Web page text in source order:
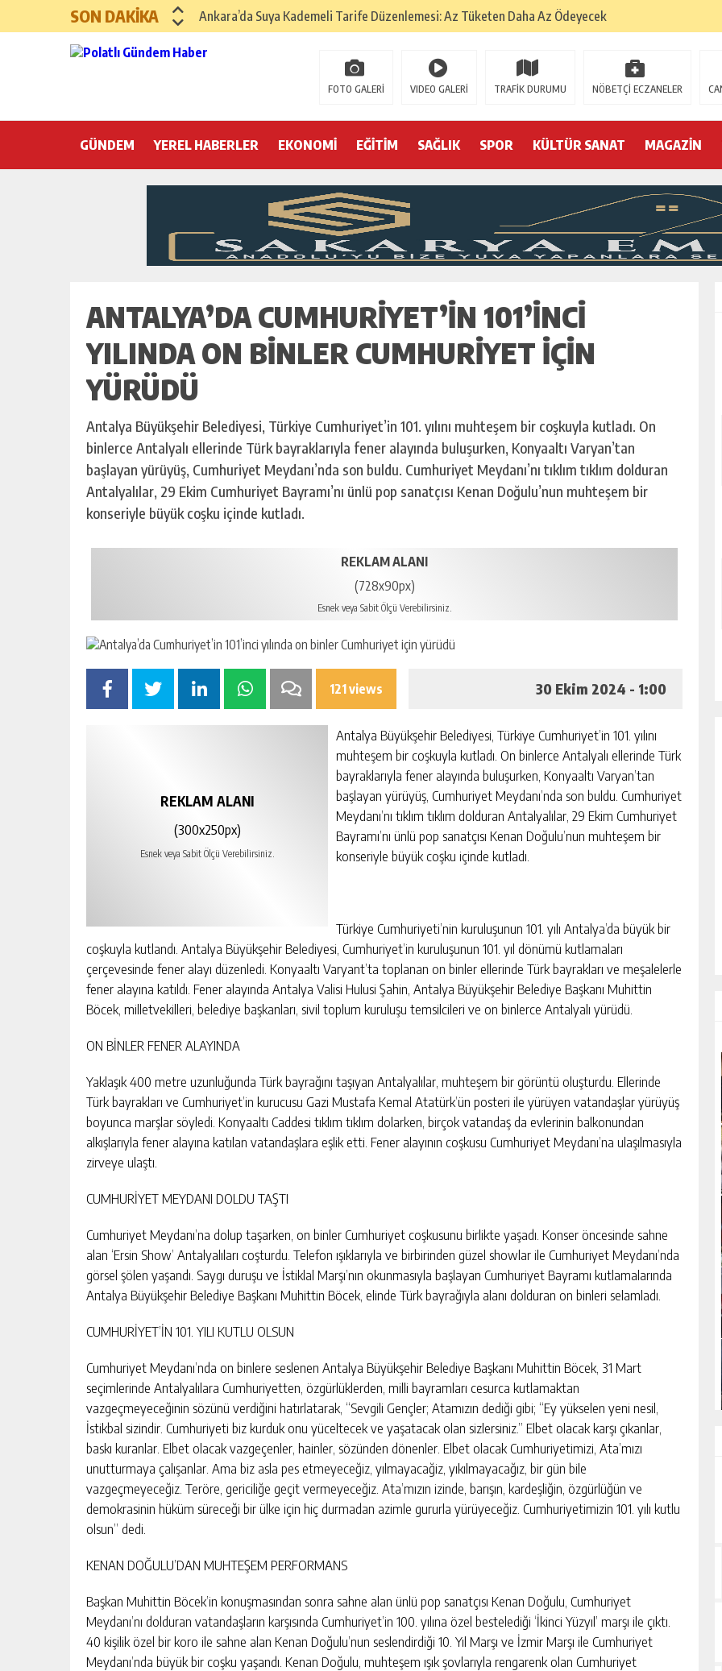
SON DAKİKA
Ankara’da Suya Kademeli Tarife Düzenlemesi: Az Tüketen Daha Az Ödeyecek
Yılın Gastronomi İlçesi Haymana
Polatlı Sakarya Köyü’nde Kırım Tatarlarının Tepreş Coşkusu
Hayri Kozanoğlu… Erdoğan’ın 3 devri
Saray makyaj tutmaz
Seçmeli demokrasi: Kimine şeker, kimine zehir
FOTO GALERİ VIDEO GALERİ TRAFİK DURUMU NÖBETÇİ ECZANELER
GÜNDEM YEREL HABERLER EKONOMİ EĞİTİM SAĞLIK SPOR KÜLTÜR SANAT MAGAZİN
ANTALYA’DA CUMHURIYET’IN 101’INCI
YILINDA ON BINLER CUMHURIYET IÇIN
YÜRÜDÜ
Antalya Büyükşehir Belediyesi, Türkiye Cumhuriyet’in 101. yılını muhteşem bir coşkuyla kutladı. On
binlerce Antalyalı ellerinde Türk bayraklarıyla fener alayında buluşurken, Konyaaltı Varyan’tan
başlayan yürüyüş, Cumhuriyet Meydanı’nda son buldu. Cumhuriyet Meydanı’nı tıklım tıklım dolduran
Antalyalılar, 29 Ekim Cumhuriyet Bayramı’nı ünlü pop sanatçısı Kenan Doğulu’nun muhteşem bir
konseriyle büyük coşku içinde kutladı.
REKLAM ALANI
(728x90px)
Esnek veya Sabit Ölçü Verebilirsiniz.
121 views 30 Ekim 2024 - 1:00
REKLAM ALANI
(300x250px)
Esnek veya Sabit Ölçü Verebilirsiniz.
Antalya Büyükşehir Belediyesi, Türkiye Cumhuriyet’in 101. yılını
muhteşem bir coşkuyla kutladı. On binlerce Antalyalı ellerinde Türk
bayraklarıyla fener alayında buluşurken, Konyaaltı Varyan’tan
başlayan yürüyüş, Cumhuriyet Meydanı’nda son buldu. Cumhuriyet
Meydanı’nı tıklım tıklım dolduran Antalyalılar, 29 Ekim Cumhuriyet
Bayramı’nı ünlü pop sanatçısı Kenan Doğulu’nun muhteşem bir
konseriyle büyük coşku içinde kutladı.
Türkiye Cumhuriyeti’nin kuruluşunun 101. yılı Antalya’da büyük bir
coşkuyla kutlandı. Antalya Büyükşehir Belediyesi, Cumhuriyet’in kuruluşunun 101. yıl dönümü kutlamaları
çerçevesinde fener alayı düzenledi. Konyaaltı Varyant’ta toplanan on binler ellerinde Türk bayrakları ve meşalelerle
fener alayına katıldı. Fener alayında Antalya Valisi Hulusi Şahin, Antalya Büyükşehir Belediye Başkanı Muhittin
Böcek, milletvekilleri, belediye başkanları, sivil toplum kuruluşu temsilcileri ve on binlerce Antalyalı yürüdü.
ON BİNLER FENER ALAYINDA
Yaklaşık 400 metre uzunluğunda Türk bayrağını taşıyan Antalyalılar, muhteşem bir görüntü oluşturdu. Ellerinde
Türk bayrakları ve Cumhuriyet’in kurucusu Gazi Mustafa Kemal Atatürk’ün posteri ile yürüyen vatandaşlar yürüyüş
boyunca marşlar söyledi. Konyaaltı Caddesi tıklım tıklım dolarken, birçok vatandaş da evlerinin balkonundan
alkışlarıyla fener alayına katılan vatandaşlara eşlik etti. Fener alayının coşkusu Cumhuriyet Meydanı’na ulaşılmasıyla
zirveye ulaştı.
CUMHURİYET MEYDANI DOLDU TAŞTI
Cumhuriyet Meydanı’na dolup taşarken, on binler Cumhuriyet coşkusunu birlikte yaşadı. Konser öncesinde sahne
alan ‘Ersin Show’ Antalyalıları coşturdu. Telefon ışıklarıyla ve birbirinden güzel showlar ile Cumhuriyet Meydanı’nda
görsel şölen yaşandı. Saygı duruşu ve İstiklal Marşı’nın okunmasıyla başlayan Cumhuriyet Bayramı kutlamalarında
Antalya Büyükşehir Belediye Başkanı Muhittin Böcek, elinde Türk bayrağıyla alanı dolduran on binleri selamladı.
CUMHURİYET’İN 101. YILI KUTLU OLSUN
Cumhuriyet Meydanı’nda on binlere seslenen Antalya Büyükşehir Belediye Başkanı Muhittin Böcek, 31 Mart
seçimlerinde Antalyalılara Cumhuriyetten, özgürlüklerden, milli bayramları cesurca kutlamaktan
vazgeçmeyeceğinin sözünü verdiğini hatırlatarak, “Sevgili Gençler; Atamızın dediği gibi; “Ey yükselen yeni nesil,
İstikbal sizindir. Cumhuriyeti biz kurduk onu yüceltecek ve yaşatacak olan sizlersiniz.” Elbet olacak karşı çıkanlar,
baskı kuranlar. Elbet olacak vazgeçenler, hainler, sözünden dönenler. Elbet olacak Cumhuriyetimizi, Ata’mızı
unutturmaya çalışanlar. Ama biz asla pes etmeyeceğiz, yılmayacağiz, yıkılmayacağız, bir gün bile
vazgeçmeyeceğiz. Teröre, gericiliğe geçit vermeyeceğiz. Ata’mızın izinde, barışın, kardeşliğin, özgürlüğün ve
demokrasinin hüküm süreceği bir ülke için hiç durmadan azimle gururla yürüyeceğiz. Cumhuriyetimizin 101. yılı kutlu
olsun” dedi.
KENAN DOĞULU’DAN MUHTEŞEM PERFORMANS
Başkan Muhittin Böcek’in konuşmasından sonra sahne alan ünlü pop sanatçısı Kenan Doğulu, Cumhuriyet
Meydanı’nı dolduran vatandaşların karşısında Cumhuriyet’in 100. yılına özel bestelediği ‘İkinci Yüzyıl’ marşı ile çıktı.
40 kişilik özel bir koro ile sahne alan Kenan Doğulu’nun seslendirdiği 10. Yıl Marşı ve İzmir Marşı ile Cumhuriyet
Meydanı’nda büyük bir coşku yaşandı. Kenan Doğulu, muhteşem ışık şovlarıyla rengarenk olan Cumhuriyet